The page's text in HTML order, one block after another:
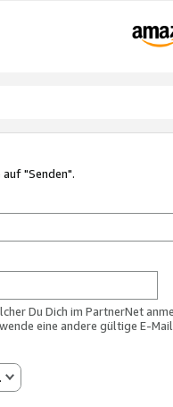
"Senden".
Du Dich im PartnerNet
eine andere gültige E-